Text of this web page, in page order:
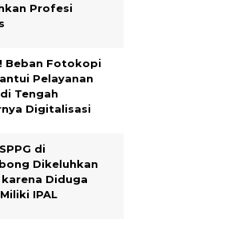
Profesi
Beban Fotokopi
Pelayanan
Tengah
Digitalisasi
di
Dikeluhkan
Diduga
IPAL